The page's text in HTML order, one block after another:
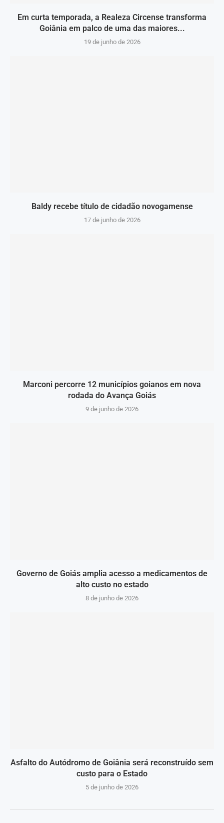
Em curta temporada, a Realeza Circense transforma
Goiânia em palco de uma das maiores...
19 de junho de 2026
Baldy recebe título de cidadão novogamense
17 de junho de 2026
Marconi percorre 12 municípios goianos em nova
rodada do Avança Goiás
9 de junho de 2026
Governo de Goiás amplia acesso a medicamentos de
alto custo no estado
8 de junho de 2026
Asfalto do Autódromo de Goiânia será reconstruído sem
custo para o Estado
5 de junho de 2026